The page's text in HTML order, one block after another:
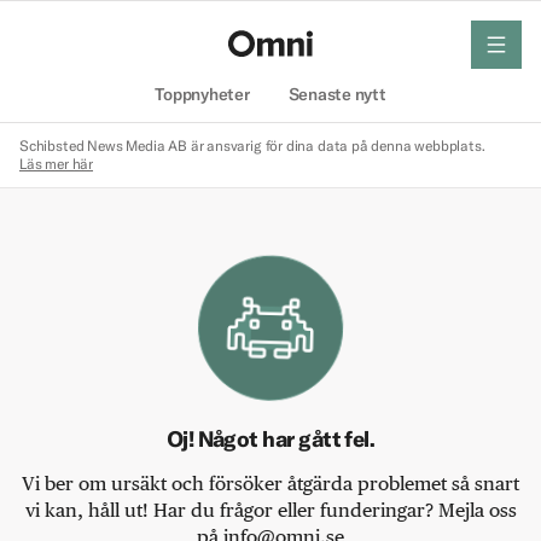
Toppnyheter Senaste nytt
meny
Schibsted News Media AB är ansvarig för dina data på denna webbplats.
Läs mer här
Oj! Något har gått fel.
Vi ber om ursäkt och försöker åtgärda problemet så snart
vi kan, håll ut! Har du frågor eller funderingar? Mejla oss